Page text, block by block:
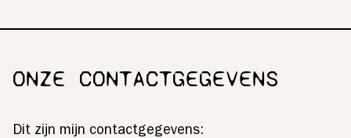
ONZE CONTACTGEGEVENS
Dit zijn mijn contactgegevens: